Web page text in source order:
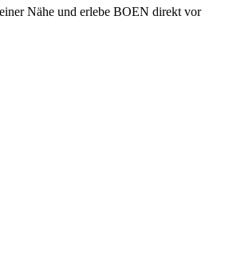
Nähe und erlebe BOEN direkt vor